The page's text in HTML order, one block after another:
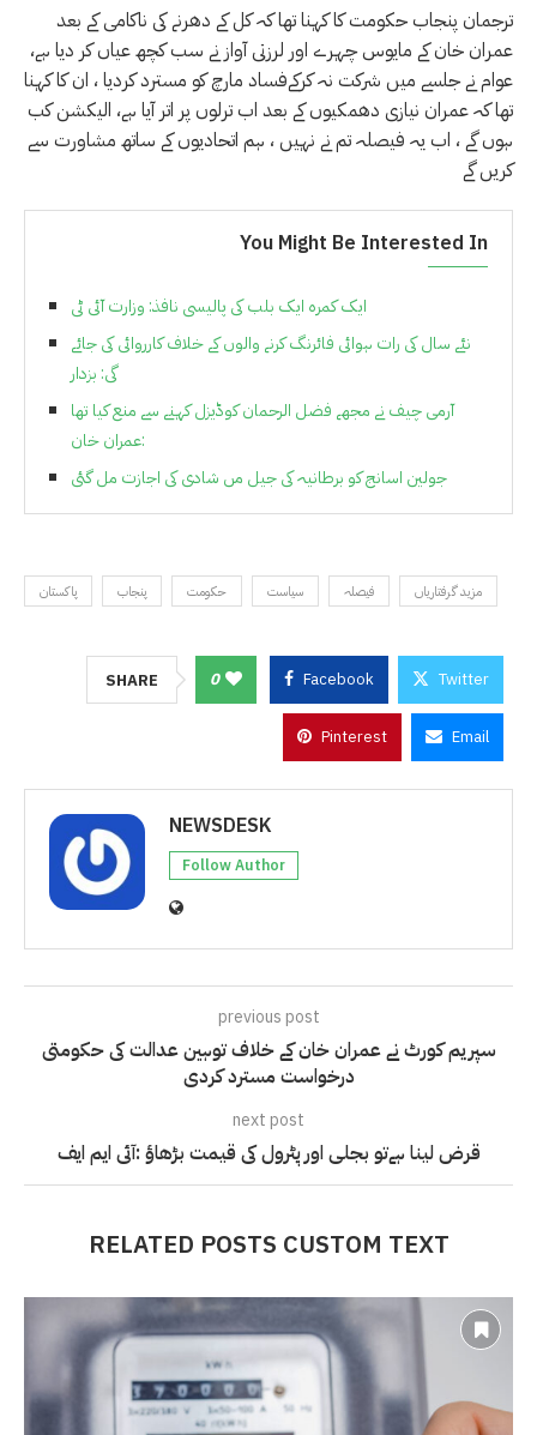
ترجمان پنجاب حکومت کا کہنا تھا کہ کل کے دھرنے کی ناکامی کے بعد
عمران خان کے مایوس چہرے اور لرزتی آواز نے سب کچھ عیاں کر دیا ہے،
عوام نے جلسے میں شرکت نہ کرکےفساد مارچ کو مسترد کردیا ، ان کا کہنا
تھا کہ عمران نیازی دھمکیوں کے بعد اب ترلوں پر اتر آیا ہے، الیکشن کب
ہوں گے ، اب یہ فیصلہ تم نے نہیں ، ہم اتحادیوں کے ساتھ مشاورت سے
کریں گے
You Might Be Interested In
ایک کمرہ ایک بلب کی پالیسی نافذ: وزارت آئی ٹی
نئے سال کی رات ہوائی فائرنگ کرنے والوں کے خلاف کارروائی کی جائے
گی: بزدار
آرمی چیف نے مجھے فضل الرحمان کوڈیزل کہنے سے منع کیا تھا
:عمران خان
جولین اسانج کو برطانیہ کی جیل مں شادی کی اجازت مل گئی
پاکستان پنجاب حکومت سیاست فیصلہ مزید گرفتاریاں
SHARE 0 Facebook Twitter
Pinterest Email
NEWSDESK
Follow Author
previous post
سپریم کورٹ نے عمران خان کے خلاف توہین عدالت کی حکومتی
درخواست مسترد کردی
next post
قرض لینا ہےتو بجلی اور پٹرول کی قیمت بڑھاؤ :آئی ایم ایف
RELATED POSTS CUSTOM TEXT